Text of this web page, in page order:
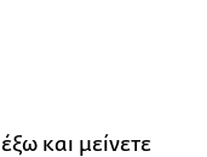
και μείνετε